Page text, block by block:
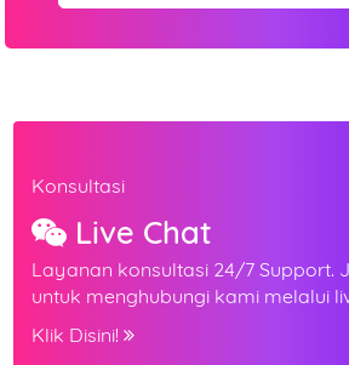
Konsultasi
Live Chat
Layanan konsultasi 24/7 Support.
untuk menghubungi kami melalui
Klik Disini!